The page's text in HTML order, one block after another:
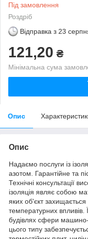
Під замовлення
Роздріб
Відправка з 23
121,20 ₴
Мінімальна сума
Опис
Опис
Надаємо послуги із
азотом. Гарантійне та
Технічні консультації
ізоляція являє собою
яких об'єкт захищається
температурних впливів.
будівлях сфери
цього типу